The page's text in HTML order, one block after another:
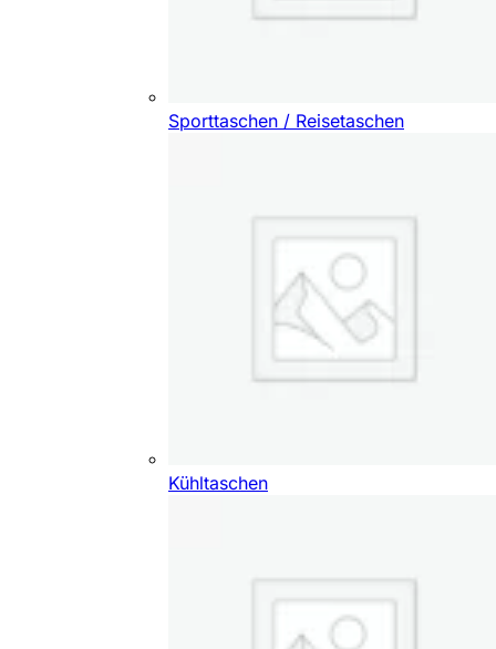
Sporttaschen / Reisetaschen
Kühltaschen